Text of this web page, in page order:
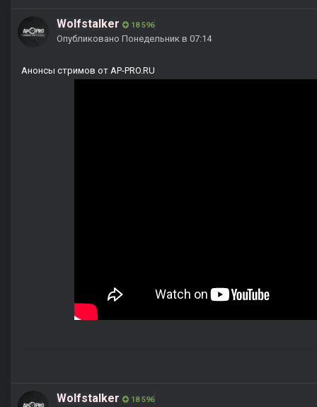
Wolfstalker 18 596
Опубликовано Понедельник в 07:14
Анонсы стримов от AP-PRO.RU
Wolfstalker 18 596